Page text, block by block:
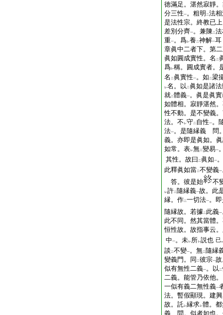
徳滿足。湛然寂靜
分三性一。粗明 二法
是法性宗。終教已
差別分齊一。兼陳 二
重一。爲レ養二神解一耳
章眞中二者下。第
眞如圓成實性。名 二
爲レ稱。圓成實者。
名 二 眞實性一。如 二梁
レ名。以 二 眞如是諸
就二體義一。眞是眞
如體相。寂靜湛然
性不動。是不變義
法。不 レ守二 自性一。
法一。是隨縁義 問
義。亦即是眞如。
如常。表レ無二變易一
其性。故曰 二 眞如一
此釋眞如當二不變義一
答。彼是始
不
レ許二 隨縁義一故。此
縁。作二一切法一。
隨縁故。若據二 此義一
此不同。然其當體
恒性故。故指事云
中一。未レ所レ説也 已
談 二不變一。無二 隨縁
變義門。同 二彼宗一
似有無性二義一。以 二
二義。能管乃依他
一似有義二無性義一
法。暫假顯現。建
故。託レ縁求レ體。
義 問。似者如也